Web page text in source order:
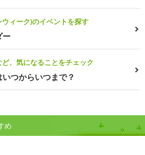
ィーク)のイベントを探す
ー
、気になることをチェック
つからいつまで？
め